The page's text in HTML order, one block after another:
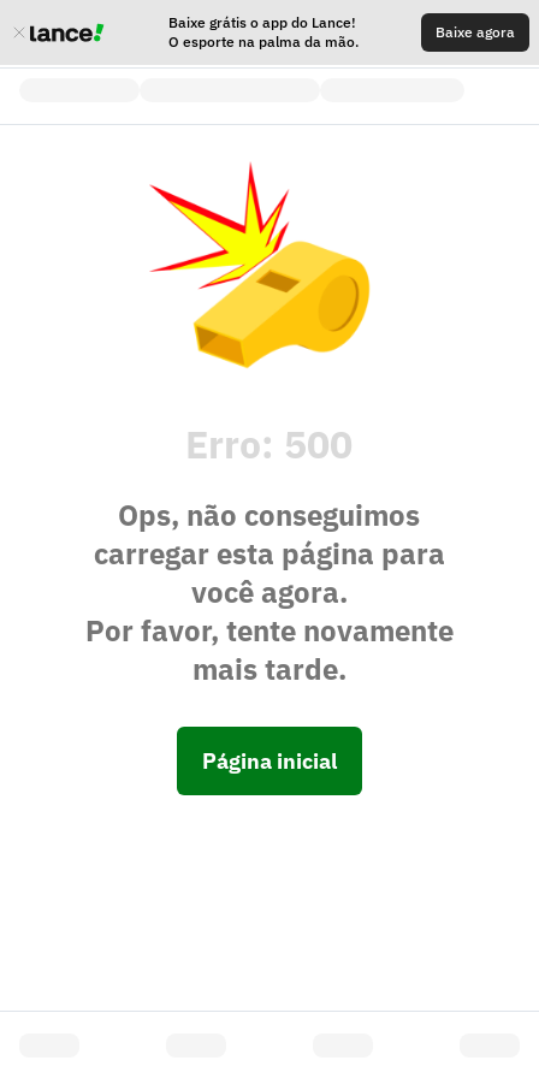
Baixe grátis o app do Lance!
O esporte na palma da mão.
Baixe agora
Erro: 500
Ops, não conseguimos
carregar esta página para
você agora.
Por favor, tente novamente
mais tarde.
Página inicial